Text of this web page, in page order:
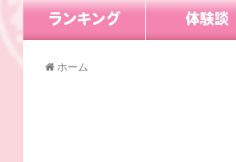
ランキング 体験談
ホーム